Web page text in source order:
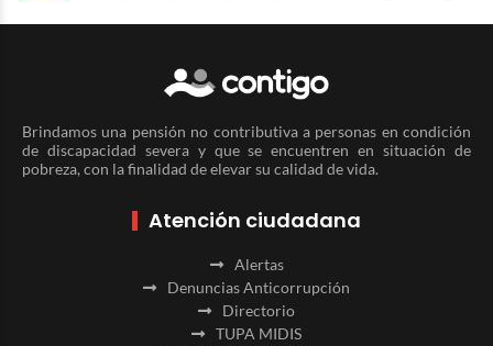
Brindamos una pensión no contributiva a personas en condición
de discapacidad severa y que se encuentren en situación de
pobreza, con la finalidad de elevar su calidad de vida.
Atención ciudadana
Alertas
Denuncias Anticorrupción
Directorio
TUPA MIDIS